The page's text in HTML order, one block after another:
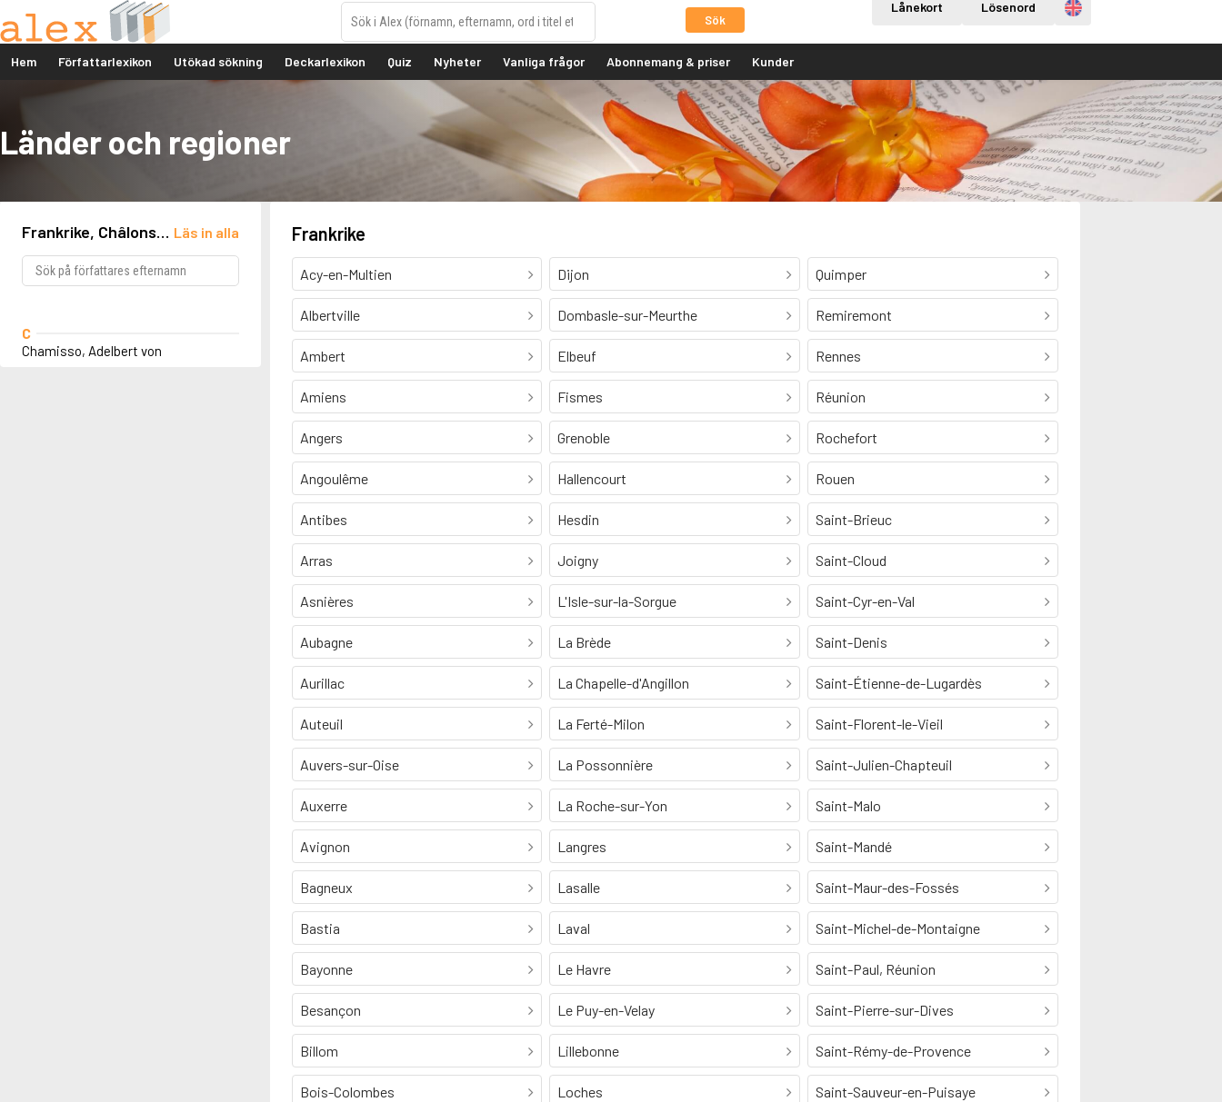
Sök
Lånekort Lösenord Engelska
Hem Författarlexikon Utökad sökning Deckarlexikon Quiz Nyheter Vanliga frågor Abonnemang & priser Kunder
Länder och regioner
Frankrike, Châlons-
Läs in alla
C
Chamisso, Adelbert von
Frankrike
Acy-en-Multien
Albertville
Ambert
Amiens
Angers
Angoulême
Antibes
Arras
Asnières
Aubagne
Aurillac
Auteuil
Auvers-sur-Oise
Auxerre
Avignon
Bagneux
Bastia
Bayonne
Besançon
Billom
Bois-Colombes
Dijon
Dombasle-sur-Meurthe
Elbeuf
Fismes
Grenoble
Hallencourt
Hesdin
Joigny
L'Isle-sur-la-Sorgue
La Brède
La Chapelle-d'Angillon
La Ferté-Milon
La Possonnière
La Roche-sur-Yon
Langres
Lasalle
Laval
Le Havre
Le Puy-en-Velay
Lillebonne
Loches
Quimper
Remiremont
Rennes
Réunion
Rochefort
Rouen
Saint-Brieuc
Saint-Cloud
Saint-Cyr-en-Val
Saint-Denis
Saint-Étienne-de-Lugardès
Saint-Florent-le-Vieil
Saint-Julien-Chapteuil
Saint-Malo
Saint-Mandé
Saint-Maur-des-Fossés
Saint-Michel-de-Montaigne
Saint-Paul, Réunion
Saint-Pierre-sur-Dives
Saint-Rémy-de-Provence
Saint-Sauveur-en-Puisaye